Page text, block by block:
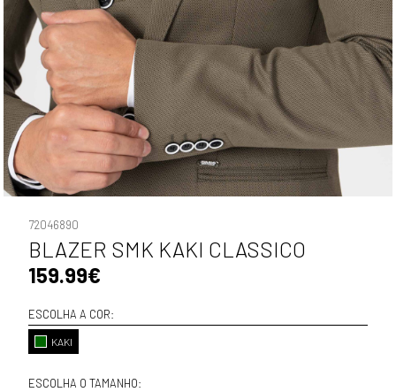
72046890
BLAZER SMK KAKI CLASSICO
159.99€
ESCOLHA A COR:
KAKI
ESCOLHA O TAMANHO: